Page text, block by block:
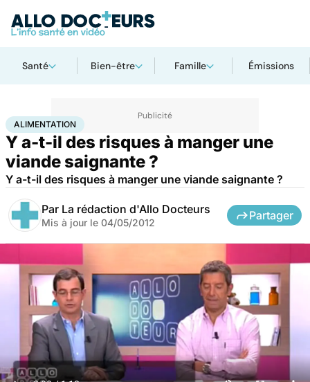
Santé Bien-être Famille Émissions
AccueilSantéMaladies Alimentation
ALIMENTATION
Y a-t-il des risques à manger une
viande saignante ?
Y a-t-il des risques à manger une viande saignante ?
Par La rédaction d'Allo Docteurs
Mis à jour le 04/05/2012
Partager